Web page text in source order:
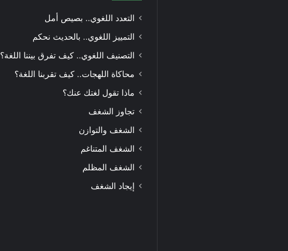
التعدد اللغوي.. بصيص أمل
التمييز اللغوي.. بالحديث نحكم
التصنيف اللغوي.. كيف تفرق بيننا اللغة؟
محاكاة اللهجات.. كيف تقربنا اللغة؟
ماذا تقول لغتك عنك؟
تجاوز الشغف
الشغف والتوازن
الشغف المتناغم
الشغف المظلم
إيجاد الشغف